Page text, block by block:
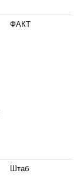
ФАКТ
Штаб